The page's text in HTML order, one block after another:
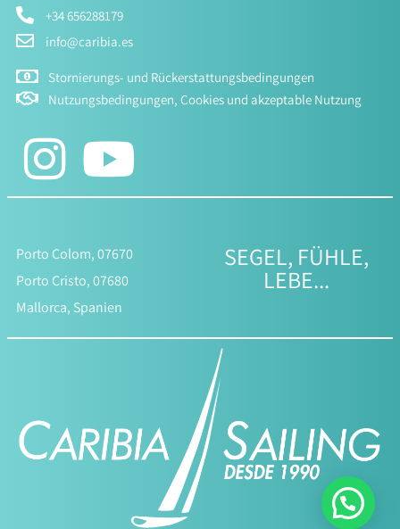
+34 656288179
info@caribia.es
Stornierungs- und Rückerstattungsbedingungen
Nutzungsbedingungen, Cookies und akzeptable Nutzung
Porto Colom, 07670
Porto Cristo, 07680
Mallorca, Spanien
SEGEL, FÜHLE,
LEBE...